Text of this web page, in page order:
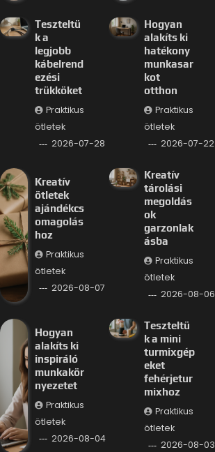
Teszteltü
k a
legjobb
kábelrend
ezési
trükköket
Praktikus
ötletek
2026-07-28
Hogyan
alakíts ki
hatékony
munkasar
kot
otthon
Praktikus
ötletek
2026-07-22
Kreatív
ötletek
ajándékcs
omagolás
hoz
Praktikus
ötletek
2026-08-07
Kreatív
tárolási
megoldás
ok
garzonlak
ásba
Praktikus
ötletek
2026-08-06
Hogyan
alakíts ki
inspiráló
munkakör
nyezetet
Praktikus
ötletek
2026-08-04
Teszteltü
k a mini
turmixgép
eket
fehérjetur
mixhoz
Praktikus
ötletek
2026-08-03